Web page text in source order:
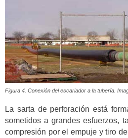
Figura 4. Conexión del escariador a la tubería.
La sarta de perforación está
sometidos a grandes esfuerzos,
compresión por el empuje y tiro